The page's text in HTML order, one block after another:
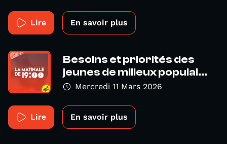
Lire En savoir plus
Besoins et priorités des
jeunes de milieux populai...
Mercredi 11 Mars 2026
Lire En savoir plus